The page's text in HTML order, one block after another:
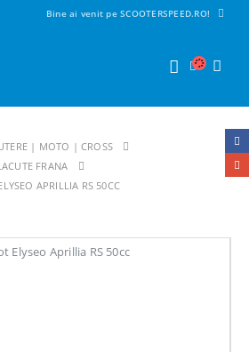
Bine ai venit pe SCOOTERSPEED.RO!
| MOTO | CROSS
FRANA
APRILLIA RS 50CC